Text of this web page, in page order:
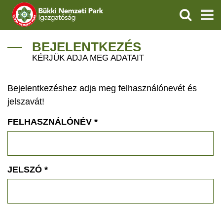
IGAZGATÓSÁG
VÍZVÉDELEM
ÖKOTURIZMUS
GEOPARKOK
KERESÉS
BEJELENTKEZÉS
KÉRJÜK ADJA MEG ADATAIT
Bejelentkezéshez adja meg felhasználónevét és
jelszavát!
FELHASZNÁLÓNÉV *
JELSZÓ *